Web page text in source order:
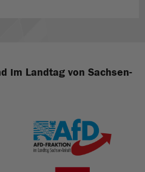
im Landtag von Sachsen-